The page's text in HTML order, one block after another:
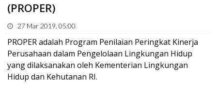
(PROPER)
27 Mar 2019, 05:00
PROPER adalah Program Penilaian Peringkat Kinerja
Perusahaan dalam Pengelolaan Lingkungan Hidup
yang dilaksanakan oleh Kementerian Lingkungan
Hidup dan Kehutanan RI.